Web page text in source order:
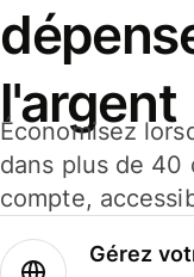
l'argent
Économisez
dans plus de 40
compte,
Gérez